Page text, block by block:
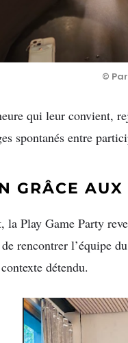
©
qui leur convient,
spontanés entre
GRÂCE
la Play Game Party
rencontrer l’équipe
détendu.